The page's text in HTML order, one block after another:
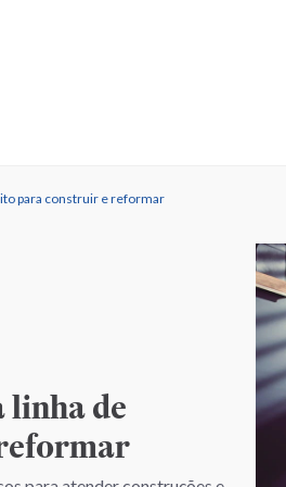
para construir e reformar
linha de